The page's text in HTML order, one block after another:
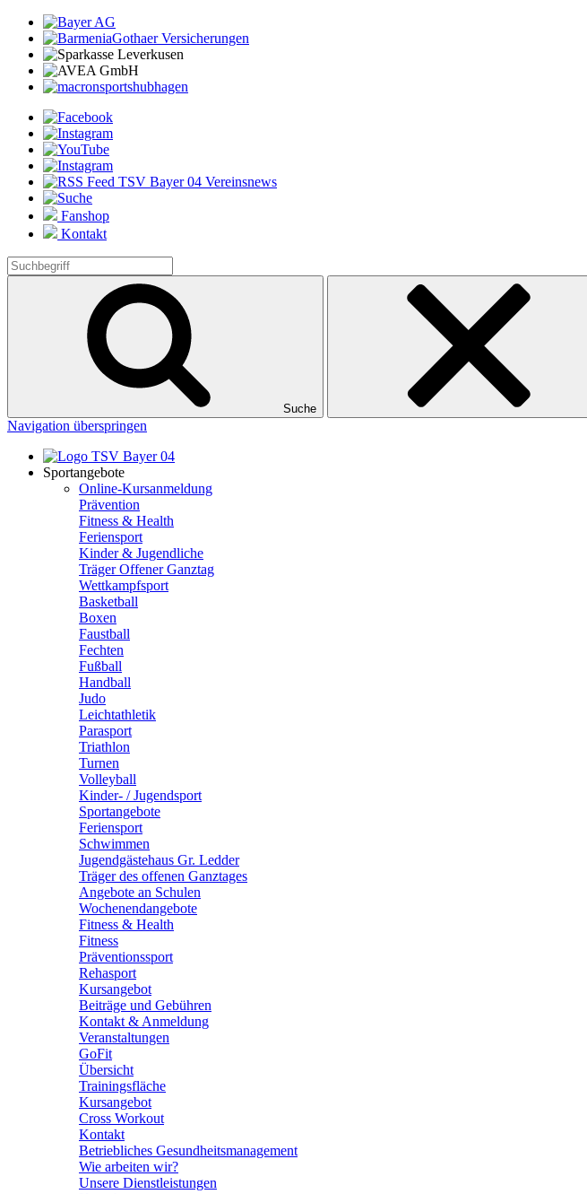
Fanshop
Kontakt
Suche
Navigation überspringen
Sportangebote
Online-Kursanmeldung
Prävention
Fitness & Health
Feriensport
Kinder & Jugendliche
Träger Offener Ganztag
Wettkampfsport
Basketball
Boxen
Faustball
Fechten
Fußball
Handball
Judo
Leichtathletik
Parasport
Triathlon
Turnen
Volleyball
Kinder- / Jugendsport
Sportangebote
Feriensport
Schwimmen
Jugendgästehaus Gr. Ledder
Träger des offenen Ganztages
Angebote an Schulen
Wochenendangebote
Fitness & Health
Fitness
Präventionssport
Rehasport
Kursangebot
Beiträge und Gebühren
Kontakt & Anmeldung
Veranstaltungen
GoFit
Übersicht
Trainingsfläche
Kursangebot
Cross Workout
Kontakt
Betriebliches Gesundheitsmanagement
Wie arbeiten wir?
Unsere Dienstleistungen